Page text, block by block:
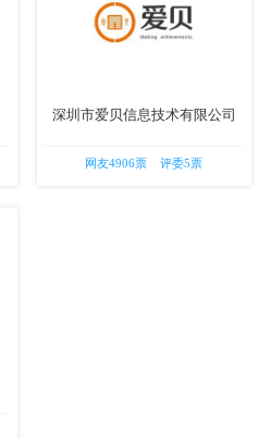
深圳市爱贝信息技术有限公司
网友4906票 评委5票